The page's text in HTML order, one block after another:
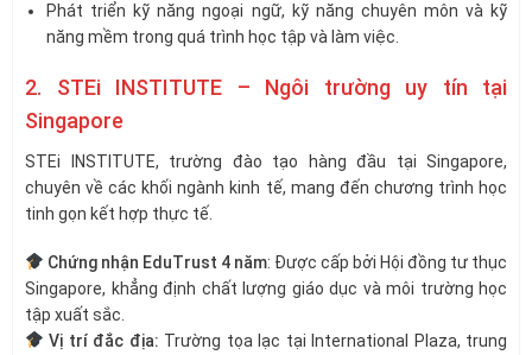
Phát triển kỹ năng ngoại ngữ, kỹ năng chuyên môn và kỹ
năng mềm trong quá trình học tập và làm việc.
2. STEi INSTITUTE – Ngôi trường uy tín tại
Singapore
STEi INSTITUTE, trường đào tạo hàng đầu tại Singapore,
chuyên về các khối ngành kinh tế, mang đến chương trình học
tinh gọn kết hợp thực tế.
Chứng nhận EduTrust 4 năm: Được cấp bởi Hội đồng tư thục
Singapore, khẳng định chất lượng giáo dục và môi trường học
tập xuất sắc.
Vị trí đắc địa: Trường tọa lạc tại International Plaza, trung